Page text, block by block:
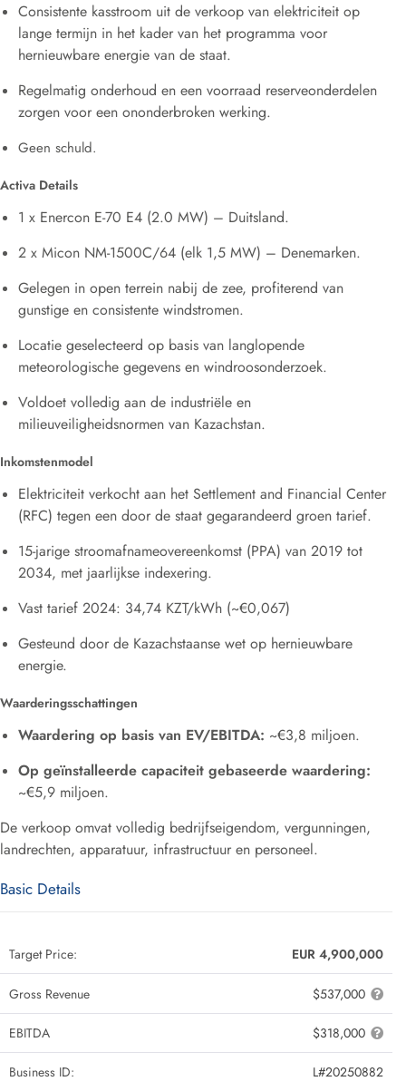
Consistente kasstroom uit de verkoop van elektriciteit op
lange termijn in het kader van het programma voor
hernieuwbare energie van de staat.
Regelmatig onderhoud en een voorraad reserveonderdelen
zorgen voor een ononderbroken werking.
Geen schuld.
Activa Details
1 x Enercon E-70 E4 (2.0 MW) – Duitsland.
2 x Micon NM-1500C/64 (elk 1,5 MW) – Denemarken.
Gelegen in open terrein nabij de zee, profiterend van
gunstige en consistente windstromen.
Locatie geselecteerd op basis van langlopende
meteorologische gegevens en windroosonderzoek.
Voldoet volledig aan de industriële en
milieuveiligheidsnormen van Kazachstan.
Inkomstenmodel
Elektriciteit verkocht aan het Settlement and Financial Center
(RFC) tegen een door de staat gegarandeerd groen tarief.
15-jarige stroomafnameovereenkomst (PPA) van 2019 tot
2034, met jaarlijkse indexering.
Vast tarief 2024: 34,74 KZT/kWh (~€0,067)
Gesteund door de Kazachstaanse wet op hernieuwbare
energie.
Waarderingsschattingen
Waardering op basis van EV/EBITDA: ~€3,8 miljoen.
Op geïnstalleerde capaciteit gebaseerde waardering:
~€5,9 miljoen.
De verkoop omvat volledig bedrijfseigendom, vergunningen,
landrechten, apparatuur, infrastructuur en personeel.
Basic Details
Target Price: EUR 4,900,000
Gross Revenue $537,000
EBITDA $318,000
Business ID: L#20250882